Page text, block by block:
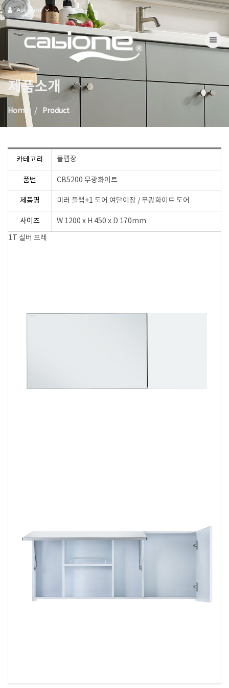
Account
Toggle
제품소개
Home Product
카테고리 플랩장
품번 CB5200 무광화이트
제품명 미러 플랩+1 도어 여닫이장 / 무광화이트 도어
사이즈 W 1200 x H 450 x D 170mm
1T 실버 프레